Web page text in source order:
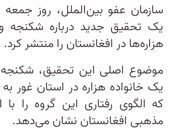
یک تحقیق جدید درباره شکنجه و
هزاره‌ها در افغانستان را منتشر کرد.
موضوع اصلی این تحقیق،
یک خانواده هزاره در استان غور
که الگوی رفتاری این گروه را
مذهبی افغانستان نشان می‌دهد.